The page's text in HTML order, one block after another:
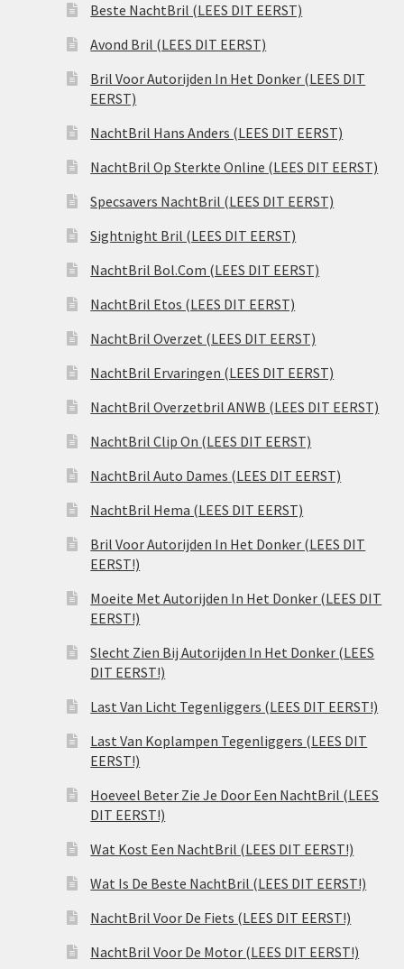
Beste NachtBril (LEES DIT EERST)
Avond Bril (LEES DIT EERST)
Bril Voor Autorijden In Het Donker (LEES DIT
EERST)
NachtBril Hans Anders (LEES DIT EERST)
NachtBril Op Sterkte Online (LEES DIT EERST)
Specsavers NachtBril (LEES DIT EERST)
Sightnight Bril (LEES DIT EERST)
NachtBril Bol.Com (LEES DIT EERST)
NachtBril Etos (LEES DIT EERST)
NachtBril Overzet (LEES DIT EERST)
NachtBril Ervaringen (LEES DIT EERST)
NachtBril Overzetbril ANWB (LEES DIT EERST)
NachtBril Clip On (LEES DIT EERST)
NachtBril Auto Dames (LEES DIT EERST)
NachtBril Hema (LEES DIT EERST)
Bril Voor Autorijden In Het Donker (LEES DIT
EERST!)
Moeite Met Autorijden In Het Donker (LEES DIT
EERST!)
Slecht Zien Bij Autorijden In Het Donker (LEES
DIT EERST!)
Last Van Licht Tegenliggers (LEES DIT EERST!)
Last Van Koplampen Tegenliggers (LEES DIT
EERST!)
Hoeveel Beter Zie Je Door Een NachtBril (LEES
DIT EERST!)
Wat Kost Een NachtBril (LEES DIT EERST!)
Wat Is De Beste NachtBril (LEES DIT EERST!)
NachtBril Voor De Fiets (LEES DIT EERST!)
NachtBril Voor De Motor (LEES DIT EERST!)